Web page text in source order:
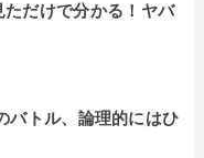
ただけで分かる！ヤバ
バトル、論理的にはひ